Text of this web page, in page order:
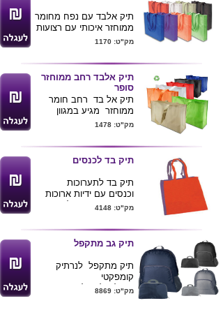
תיק אלבד עם נפח מחומר
ממוחזר איכותי עם רצועות
. מגיע במגוון צבעים
ס"מ .
ניתן למתג את לוגו החברה
ע"ג התיק.
לרכישת מוצר
זה בכמויות
בודדות ומשלוח
עד הבית לחצ/י
כאן
מק"ט: 1170
תיק אלבד רחב ממוחזר
סופר
תיק אל בד רחב חומר
ממוחזר מגיע במגוון
צבעים
ניתן להדפיס לוגו של
הלקוח.
מק"ט: 1478
תיק בד לכנסים
תיק בד לתערוכות
וכנסים עם ידיות ארוכות
ושטח פרסום גדול צבעוני.
תיק דומה קיים גםבצבע
טבעי .
מק"ט: 4148
תיק גב מתקפל
תיק מתקפל לנרתיק
קומפקטי
נוח לטיולים וליום יום
מק"ט: 8869